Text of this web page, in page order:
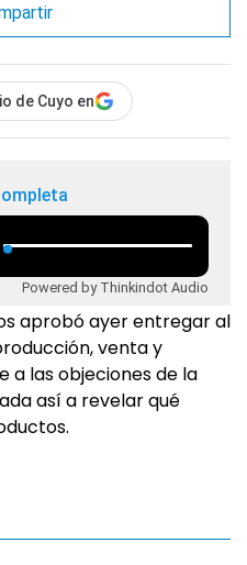
de Cuyo en
Powered by Thinkindot Audio
aprobó ayer entregar al
venta y
a las objeciones de la
así a revelar qué